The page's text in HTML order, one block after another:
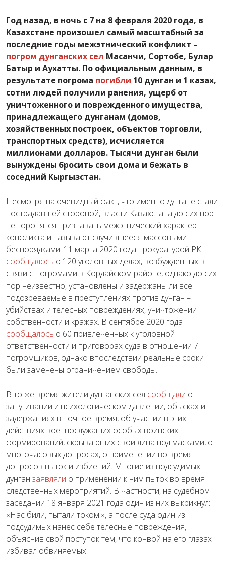
Год назад, в ночь с 7 на 8 февраля 2020 года, в
Казахстане произошел самый масштабный за
последние годы межэтнический конфликт –
погром дунганских сел Масанчи, Сортобе, Булар
Батыр и Аухатты. По официальным данным, в
результате погрома погибли 10 дунган и 1 казах,
сотни людей получили ранения, ущерб от
уничтоженного и поврежденного имущества,
принадлежащего дунганам (домов,
хозяйственных построек, объектов торговли,
транспортных средств), исчисляется
миллионами долларов. Тысячи дунган были
вынуждены бросить свои дома и бежать в
соседний Кыргызстан.
Несмотря на очевидный факт, что именно дунгане стали
пострадавшей стороной, власти Казахстана до сих пор
не торопятся признавать межэтнический характер
конфликта и называют случившееся массовыми
беспорядками. 11 марта 2020 года прокуратурой РК
сообщалось о 120 уголовных делах, возбужденных в
связи с погромами в Кордайском районе, однако до сих
пор неизвестно, установлены и задержаны ли все
подозреваемые в преступлениях против дунган –
убийствах и телесных повреждениях, уничтожении
собственности и кражах. В сентябре 2020 года
сообщалось о 60 привлеченных к уголовной
ответственности и приговорах суда в отношении 7
погромщиков, однако впоследствии реальные сроки
были заменены ограничением свободы.
В то же время жители дунганских сел сообщали о
запугивании и психологическом давлении, обысках и
задержаниях в ночное время, об участии в этих
действиях военнослужащих особых воинских
формирований, скрывающих свои лица под масками, о
многочасовых допросах, о применении во время
допросов пыток и избиений. Многие из подсудимых
дунган заявляли о применении к ним пыток во время
следственных мероприятий. В частности, на судебном
заседании 18 января 2021 года один из них выкрикнул:
«Нас били, пытали током!», а после суда один из
подсудимых нанес себе телесные повреждения,
объяснив свой поступок тем, что конвой на его глазах
избивал обвиняемых.